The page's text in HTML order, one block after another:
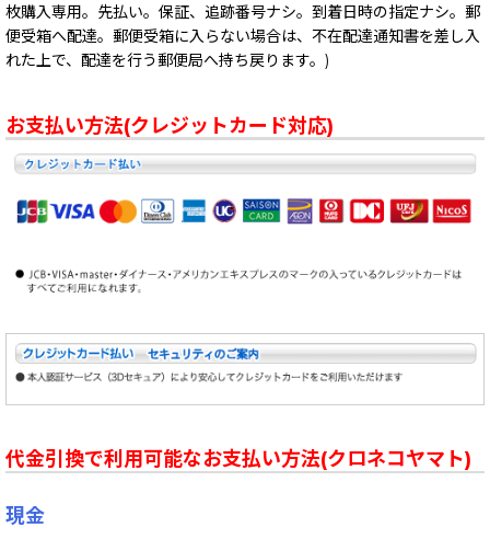
枚購入専用。先払い。保証、追跡番号ナシ。到着日時の指定ナシ。郵
便受箱へ配達。郵便受箱に入らない場合は、不在配達通知書を差し入
れた上で、配達を行う郵便局へ持ち戻ります。)
お支払い方法(クレジットカード対応)
代金引換で利用可能なお支払い方法(クロネコヤマト)
現金